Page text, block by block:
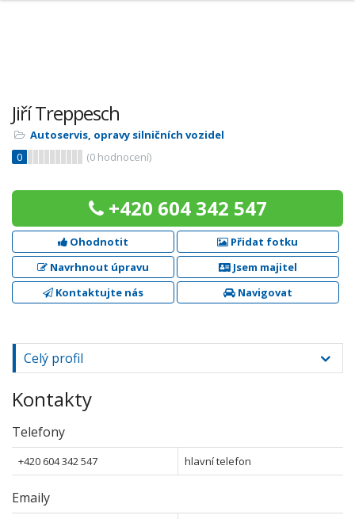
Jiří Treppesch
Autoservis, opravy silničních vozidel
0
(0 hodnocení)
+420 604 342 547
Ohodnotit
Přidat fotku
Navrhnout úpravu
Jsem majitel
Kontaktujte nás
Navigovat
Celý profil
Kontakty
Telefony
+420 604 342 547 hlavní telefon
Emaily